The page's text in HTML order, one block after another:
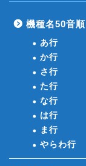
機種名50音順
あ行
か行
さ行
た行
な行
は行
ま行
やらわ行